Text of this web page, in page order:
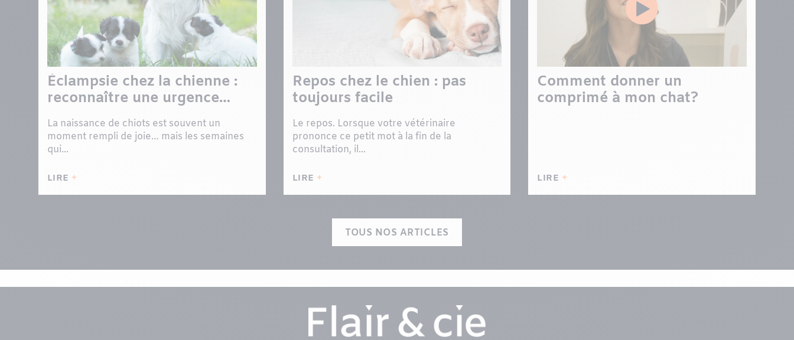
Éclampsie chez la chienne :
reconnaître une urgence
après la mise bas
La naissance de chiots est souvent un
moment rempli de joie… mais les semaines
qui...
LIRE
Repos chez le chien : pas
toujours facile
Le repos. Lorsque votre vétérinaire
prononce ce petit mot à la fin de la
consultation, il...
LIRE
Comment donner un
comprimé à mon chat?
LIRE
TOUS NOS ARTICLES